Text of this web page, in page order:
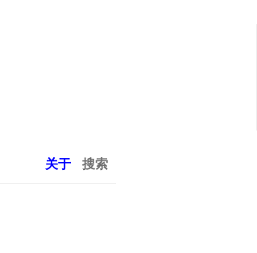
关于 搜索